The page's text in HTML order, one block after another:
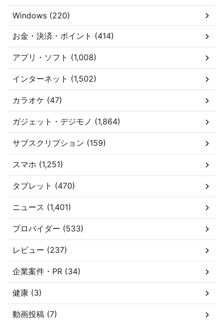
Windows (220)
お金・決済・ポイント (414)
アプリ・ソフト (1,008)
インターネット (1,502)
カラオケ (47)
ガジェット・デジモノ (1,864)
サブスクリプション (159)
スマホ (1,251)
タブレット (470)
ニュース (1,401)
プロバイダー (533)
レビュー (237)
企業案件・PR (34)
健康 (3)
動画投稿 (7)